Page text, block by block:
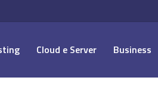
Cloud e Server Business